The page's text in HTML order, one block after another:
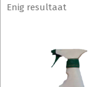
Enig resultaat